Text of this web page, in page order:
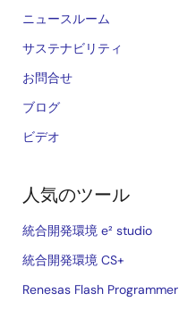
ニュースルーム
サステナビリティ
お問合せ
ブログ
ビデオ
人気のツール
統合開発環境 e² studio
統合開発環境 CS+
Renesas Flash Programmer